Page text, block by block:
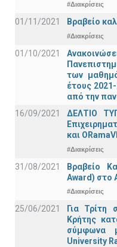
#Διακρίσεις
01/11/2021 Bραβείο
#Διακρίσεις
01/10/2021
των
έτους
από την
16/09/2021
ΔΕΛΤΙΟ
και
#Διακρίσεις
31/08/2021
Βραβείο
Award) στο
#Διακρίσεις
25/06/2021
Για Τρίτη
Κρήτης
σύμφωνα
University